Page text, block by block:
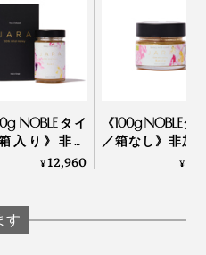
働きがあるといわれていま
NOBLEタイ
入り》非加
濾過 世界最
ミツ｜JARA
¥12,960
《100g NOBLEタ
／箱なし》非加
無濾過 世界最
¥
す